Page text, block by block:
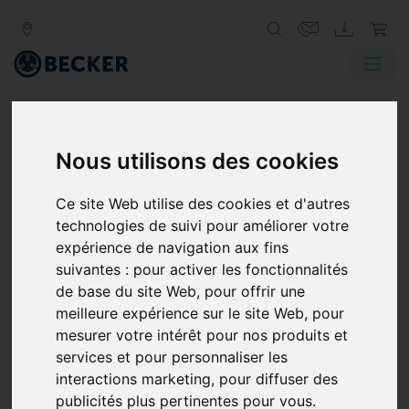
Nous utilisons des cookies
Ce site Web utilise des cookies et d'autres
technologies de suivi pour améliorer votre
expérience de navigation aux fins
suivantes : pour activer les fonctionnalités
de base du site Web, pour offrir une
meilleure expérience sur le site Web, pour
mesurer votre intérêt pour nos produits et
services et pour personnaliser les
interactions marketing, pour diffuser des
publicités plus pertinentes pour vous.
BECKER
Tout le monde aime les célébrations, que ce soit
une simple soirée, une fête ou encore un festival.
Qui n’aime pas se retrouver entre amis ? Mais
certains fêtards sont rarement mis en avant, même
si la soirée ne serait pas la même sans eux. De quoi
parle-t-on ? Les pompes à vide et les soufflantes
bien sûr ! Autrement dit, les produits dont Becker
est le spécialiste. Et même s'ils ne font presque
jamais parler d'eux, les produits Becker sont les